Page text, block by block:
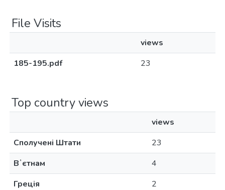
File Visits
views
185-195.pdf
23
Top country views
views
Сполучені Штати
23
Вʼєтнам
4
Греція
2